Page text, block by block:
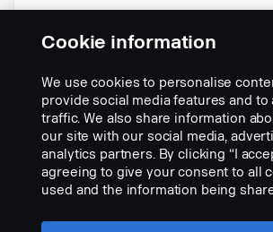
LED-
Blinkleuchte
Artikelnr.:2546911
Part Description:
Keine Beschreibung verfügbar
Cookie information
We use cookies to personalise
provide social media features and to
traffic. We also share information
our site with our social media,
analytics partners. By clicking “I
agreeing to give your consent to all
used and the information being
settings” and selecting the